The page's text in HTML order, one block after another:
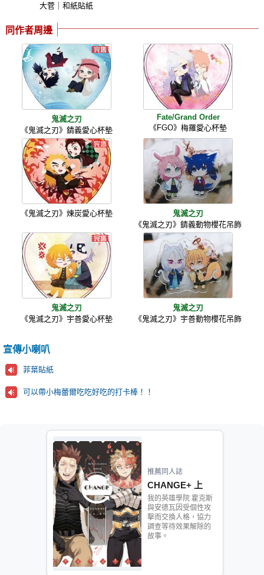
大菅｜和紙貼紙
同作者周邊
鬼滅之刃
《鬼滅之刃》錆義愛心杯墊
Fate/Grand Order
《FGO》梅羅愛心杯墊
《鬼滅之刃》煉炭愛心杯墊
鬼滅之刃
《鬼滅之刃》錆義動物櫻花吊飾
鬼滅之刃
《鬼滅之刃》宇善愛心杯墊
鬼滅之刃
《鬼滅之刃》宇善動物櫻花吊飾
宣傳小喇叭
菲葉貼紙
可以帶小梅蕾爾吃吃好吃的打卡棒！！
推薦同人誌
CHANGE+ 上
我的英雄學院 霍克斯
與安德瓦因受個性攻
擊而交換人格，協力
調查等待效果解除的
故事。